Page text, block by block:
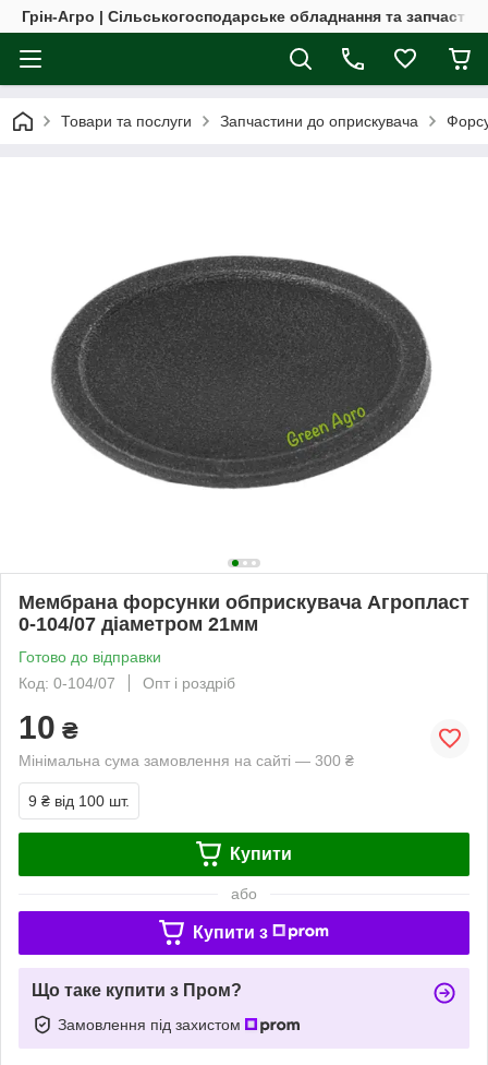
Грін-Агро | Сільськогосподарське обладнання та
Товари та послуги Запчастини до оприскувача
Мембрана форсунки обприскувача Агропласт
0-104/07 діаметром 21мм
Готово до відправки
Код: 0-104/07
Опт і роздріб
10 ₴
Мінімальна сума замовлення на сайті — 300 ₴
9 ₴ від 100 шт.
Купити
або
Купити з
Що таке купити з Пром?
Замовлення під захистом